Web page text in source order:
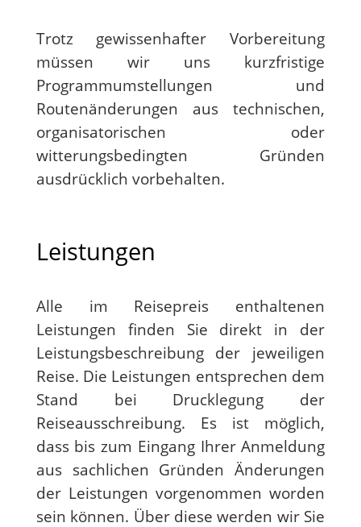
Trotz gewissenhafter Vorbereitung
müssen wir uns kurzfristige
Programmumstellungen und
Routenänderungen aus technischen,
organisatorischen oder
witterungsbedingten Gründen
ausdrücklich vorbehalten.
Leistungen
Alle im Reisepreis enthaltenen
Leistungen finden Sie direkt in der
Leistungsbeschreibung der jeweiligen
Reise. Die Leistungen entsprechen dem
Stand bei Drucklegung der
Reiseausschreibung. Es ist möglich,
dass bis zum Eingang Ihrer Anmeldung
aus sachlichen Gründen Änderungen
der Leistungen vorgenommen worden
sein können. Über diese werden wir Sie